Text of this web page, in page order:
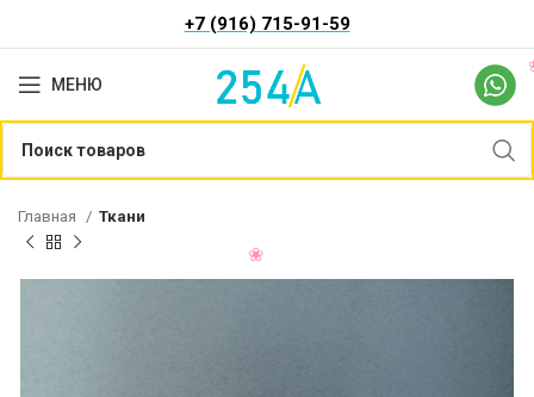
+7 (916) 715-91-59
МЕНЮ
Главная Ткани